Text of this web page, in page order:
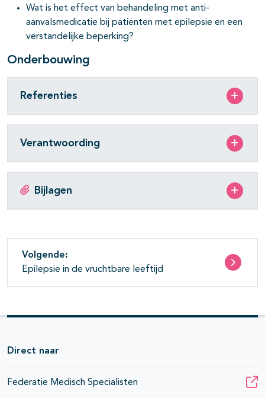
Wat is het effect van behandeling met anti-
aanvalsmedicatie bij patiënten met epilepsie en een
verstandelijke beperking?
Onderbouwing
Referenties
Verantwoording
Bijlagen
Volgende:
Epilepsie in de vruchtbare leeftijd
Direct naar
Federatie Medisch Specialisten